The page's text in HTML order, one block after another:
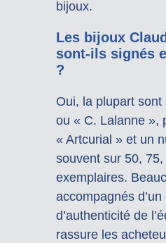
bijoux.
Les bijoux
sont-ils signés
?
Oui, la plupart sont
ou « C. Lalanne »,
« Artcurial » et un
souvent sur 50,
exemplaires.
accompagnés
d’authenticité de
rassure les